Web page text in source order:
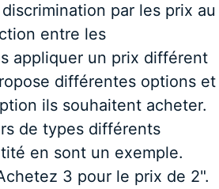
par les prix au
entre les
appliquer un prix différent
différentes options et
ils souhaitent acheter.
de types différents
en sont un exemple.
3 pour le prix de 2".